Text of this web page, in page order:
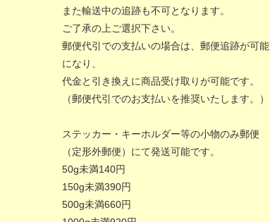
また輸送中の追跡も不可となります。
ご了承の上ご選択下さい。
郵便代引での支払いの場合は、郵便追跡が可能
になり、
代金と引き換えに商品受け取りが可能です。
（郵便代引でのお支払いを推奨いたします。）
ステッカー・キーホルダー等の小物のみ郵便
（定形外郵便）にて発送可能です。
50g未満140円
150g未満390円
500g未満660円